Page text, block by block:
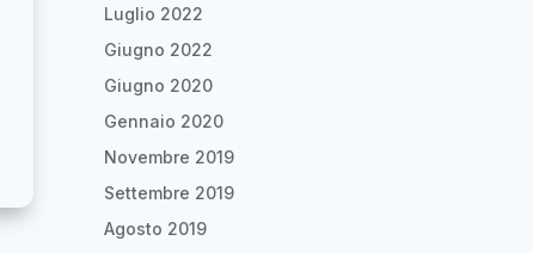
Luglio 2022
Giugno 2022
Giugno 2020
Gennaio 2020
Novembre 2019
Settembre 2019
Agosto 2019